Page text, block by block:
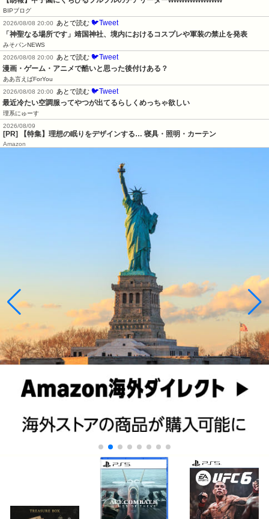
BIPブログ
2026/08/08 20:00
あとで読む 🐦Tweet
「神聖なる場所です」靖国神社、境内におけるコスプレや軍装の禁止を発表
みそパンNEWS
2026/08/08 20:00
あとで読む 🐦Tweet
漫画・ゲーム・アニメで酷いと思った後付けある？
ああ言えばForYou
2026/08/08 20:00
あとで読む 🐦Tweet
最近冷たい空調服ってやつが出てるらしくめっちゃ欲しい
理系にゅーす
2026/08/09
[PR] 【特集】理想の眠りをデザインする… 寝具・照明・カーテン
Amazon